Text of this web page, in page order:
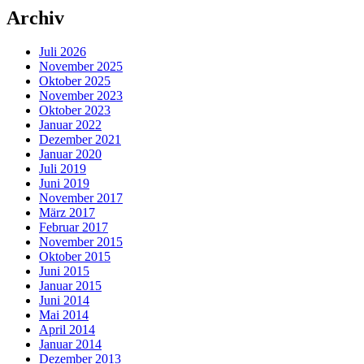
Archiv
Juli 2026
November 2025
Oktober 2025
November 2023
Oktober 2023
Januar 2022
Dezember 2021
Januar 2020
Juli 2019
Juni 2019
November 2017
März 2017
Februar 2017
November 2015
Oktober 2015
Juni 2015
Januar 2015
Juni 2014
Mai 2014
April 2014
Januar 2014
Dezember 2013